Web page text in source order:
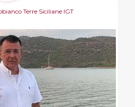
Terre Siciliane IGT